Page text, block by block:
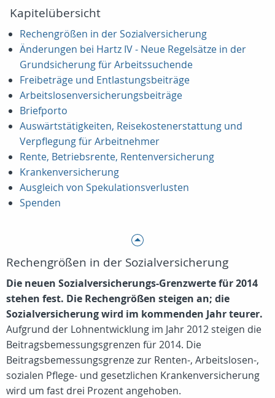
Kapitelübersicht
Rechengrößen in der Sozialversicherung
Änderungen bei Hartz IV - Neue Regelsätze in der
Grundsicherung für Arbeitssuchende
Freibeträge und Entlastungsbeiträge
Arbeitslosenversicherungsbeiträge
Briefporto
Auswärtstätigkeiten, Reisekostenerstattung und
Verpflegung für Arbeitnehmer
Rente, Betriebsrente, Rentenversicherung
Krankenversicherung
Ausgleich von Spekulationsverlusten
Spenden
Rechengrößen in der Sozialversicherung
Die neuen Sozialversicherungs-Grenzwerte für 2014
stehen fest. Die Rechengrößen steigen an; die
Sozialversicherung wird im kommenden Jahr teurer.
Aufgrund der Lohnentwicklung im Jahr 2012 steigen die
Beitragsbemessungsgrenzen für 2014. Die
Beitragsbemessungsgrenze zur Renten-, Arbeitslosen-,
sozialen Pflege- und gesetzlichen Krankenversicherung
wird um fast drei Prozent angehoben.